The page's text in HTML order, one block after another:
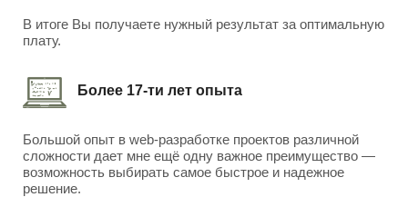
В итоге Вы получаете нужный результат за оптимальную
плату.
Более 17-ти лет опыта
Большой опыт в web-разработке проектов различной
сложности дает мне ещё одну важное преимущество —
возможность выбирать самое быстрое и надежное
решение.